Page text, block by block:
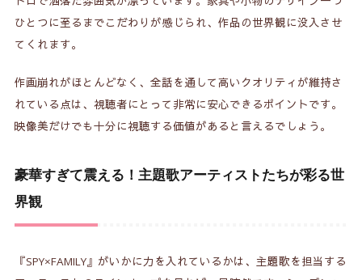
ひとつに至るまでこだわりが感じられ、作品の世界観に没入させ
てくれます。
作画崩れがほとんどなく、全話を通して高いクオリティが維持さ
れている点は、視聴者にとって非常に安心できるポイントです。
映像美だけでも十分に視聴する価値があると言えるでしょう。
豪華すぎて震える！主題歌アーティストたちが彩る世
界観
『SPY×FAMILY』がいかに力を入れているかは、主題歌を担当する